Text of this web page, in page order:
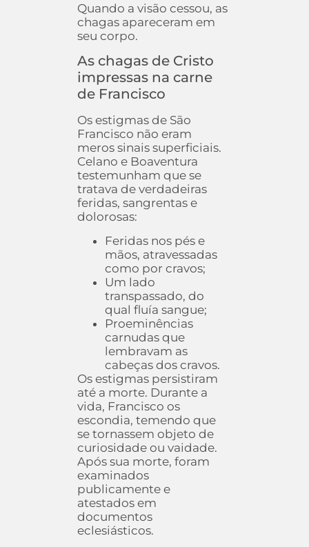
Quando a visão cessou, as
chagas apareceram em
seu corpo.
As chagas de Cristo
impressas na carne
de Francisco
Os estigmas de São
Francisco não eram
meros sinais superficiais.
Celano e Boaventura
testemunham que se
tratava de verdadeiras
feridas, sangrentas e
dolorosas:
Feridas nos pés e
mãos, atravessadas
como por cravos;
Um lado
transpassado, do
qual fluía sangue;
Proeminências
carnudas que
lembravam as
cabeças dos cravos.
Os estigmas persistiram
até a morte. Durante a
vida, Francisco os
escondia, temendo que
se tornassem objeto de
curiosidade ou vaidade.
Após sua morte, foram
examinados
publicamente e
atestados em
documentos
eclesiásticos.